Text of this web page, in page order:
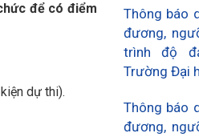
để có điểm
dự thi).
Thông báo
đương,
trình độ
Trường Đại
Thông báo
đương,